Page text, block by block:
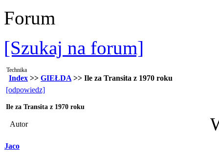
Forum
[Szukaj na forum]
Technika
Index >> GIEŁDA >> Ile za Transita z 1970 roku
[odpowiedz]
Ile za Transita z 1970 roku
Autor
Jaco